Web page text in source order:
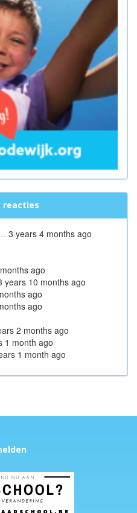
reacties
3 years 4 months ago
ago
years 10 months ago
ago
ago
2 months ago
1 month ago
1 month ago